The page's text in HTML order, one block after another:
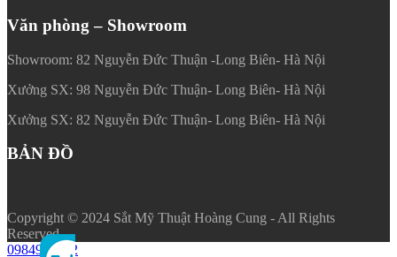
Văn phòng – Showroom
Showroom: 82 Nguyễn Đức Thuận -Long Biên- Hà Nội
Xưởng SX: 98 Nguyễn Đức Thuận- Long Biên- Hà Nội
Xưởng SX: 82 Nguyễn Đức Thuận- Long Biên- Hà Nội
BẢN ĐỒ
Copyright © 2024 Sắt Mỹ Thuật Hoàng Cung - All Rights
Reserved.
0984984102